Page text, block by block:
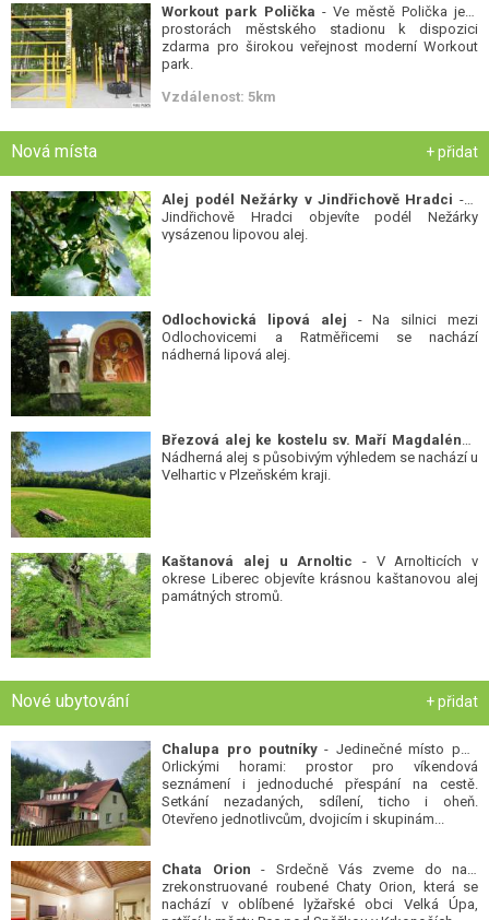
Workout park Polička - Ve městě Polička je v
prostorách městského stadionu k dispozici
zdarma pro širokou veřejnost moderní Workout
park.
Vzdálenost: 5km
Nová místa + přidat
Alej podél Nežárky v Jindřichově Hradci - V
Jindřichově Hradci objevíte podél Nežárky
vysázenou lipovou alej.
Odlochovická lipová alej - Na silnici mezi
Odlochovicemi a Ratměřicemi se nachází
nádherná lipová alej.
Březová alej ke kostelu sv. Maří Magdalény-
Nádherná alej s působivým výhledem se nachází u
Velhartic v Plzeňském kraji.
Kaštanová alej u Arnoltic - V Arnolticích v
okrese Liberec objevíte krásnou kaštanovou alej
památných stromů.
Nové ubytování + přidat
Chalupa pro poutníky- Jedinečné místo pod
Orlickými horami: prostor pro víkendová
seznámení i jednoduché přespání na cestě.
Setkání nezadaných, sdílení, ticho i oheň.
Otevřeno jednotlivcům, dvojicím i skupinám...
Chata Orion - Srdečně Vás zveme do naší
zrekonstruované roubené Chaty Orion, která se
nachází v oblíbené lyžařské obci Velká Úpa,